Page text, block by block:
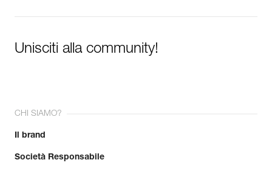
Unisciti alla community!
CHI SIAMO?
Il brand
Società Responsabile